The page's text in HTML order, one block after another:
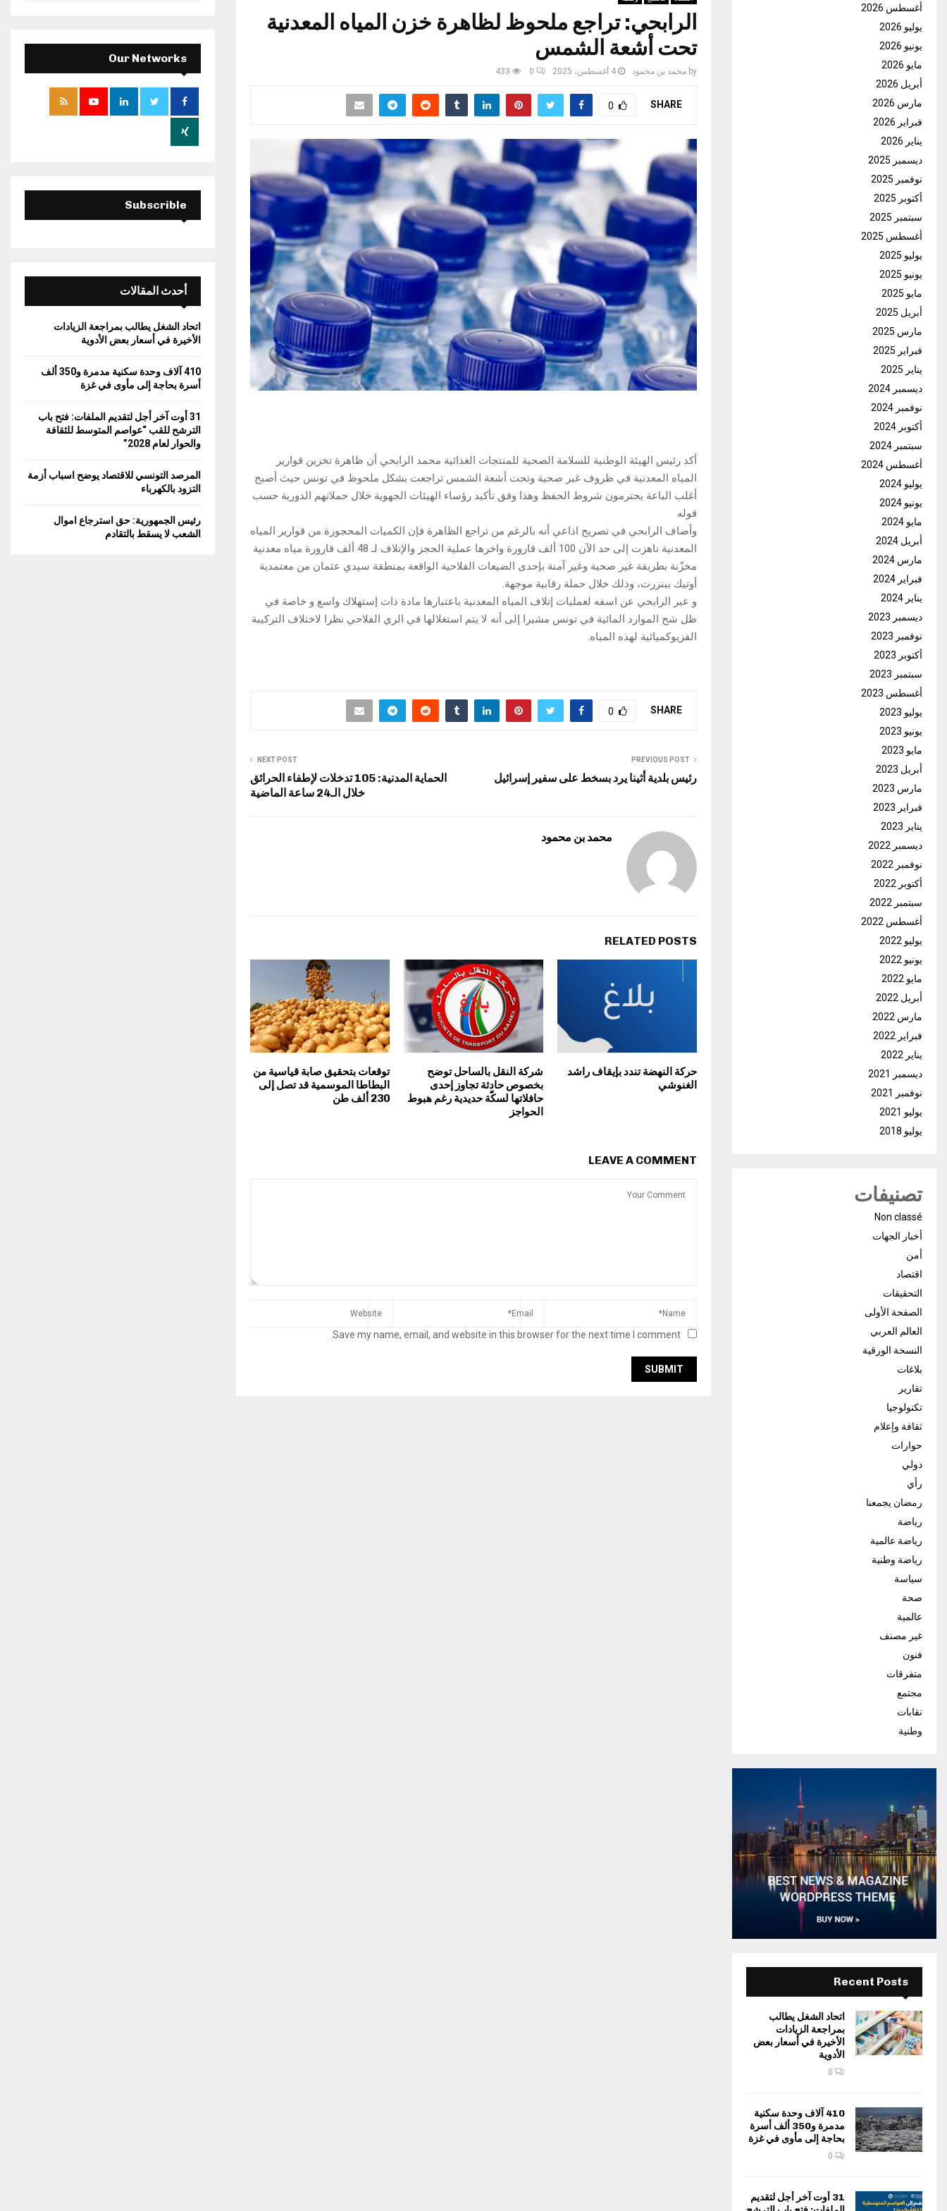
الرابحي: تراجع ملحوظ لظاهرة خزن المياه المعدنية
تحت أشعة الشمس
by محمد بن محمود 4 أغسطس، 2025 0
433
SHARE
0
أكد رئيس الهيئة الوطنية للسلامة الصحية للمنتجات الغذائية محمد الرابحي أن ظاهرة تخزين قوارير
المياه المعدنية في ظروف غير صحية وتحت أشعة الشمس تراجعت بشكل ملحوظ في تونس حيث أصبح
أغلب الباعة يحترمون شروط الحفظ وهذا وفق تأكيد رؤساء الهيئات الجهوية خلال حملاتهم الدورية حسب
قوله
وأضاف الرابحي في تصريح اذاعي أنه بالرغم من تراجع الظاهرة فإن الكميات المحجوزة من قوارير المياه
المعدنية ناهزت إلى حد الآن 100 ألف قارورة واخرها عملية الحجز والإتلاف لـ 48 ألف قارورة مياه معدنية
مخزّنة بطريقة غير صحية وغير آمنة بإحدى الضيعات الفلاحية الواقعة بمنطقة سيدي عثمان من معتمدية
أوتيك ببنزرت، وذلك خلال حملة رقابية موجهة.
و عبر الرابحي عن اسفه لعمليات إتلاف المياه المعدنية باعتبارها مادة ذات إستهلاك واسع و خاصة في
ظل شح الموارد المائية في تونس مشيرا إلى أنه لا يتم استغلالها في الري الفلاحي نظرا لاختلاف التركيبة
الفزيوكميائية لهذه المياه.
SHARE
0
PREVIOUS POST
رئيس بلدية أثينا يرد بسخط على سفير إسرائيل
NEXT POST
الحماية المدنية: 105 تدخلات لإطفاء الحرائق
خلال الـ24 ساعة الماضية
محمد بن محمود
RELATED POSTS
حركة النهضة تندد بإيقاف راشد
الغنوشي
شركة النقل بالساحل توضح
بخصوص حادثة تجاوز إحدى
حافلاتها لسكّة حديدية رغم هبوط
الحواجز
توقعات بتحقيق صابة قياسية من
البطاطا الموسمية قد تصل إلى
230 ألف طن
LEAVE A COMMENT
Save my name, email, and website in this browser for the next time I comment.
أغسطس 2026
يوليو 2026
يونيو 2026
مايو 2026
أبريل 2026
مارس 2026
فبراير 2026
يناير 2026
ديسمبر 2025
نوفمبر 2025
أكتوبر 2025
سبتمبر 2025
أغسطس 2025
يوليو 2025
يونيو 2025
مايو 2025
أبريل 2025
مارس 2025
فبراير 2025
يناير 2025
ديسمبر 2024
نوفمبر 2024
أكتوبر 2024
سبتمبر 2024
أغسطس 2024
يوليو 2024
يونيو 2024
مايو 2024
أبريل 2024
مارس 2024
فبراير 2024
يناير 2024
ديسمبر 2023
نوفمبر 2023
أكتوبر 2023
سبتمبر 2023
أغسطس 2023
يوليو 2023
يونيو 2023
مايو 2023
أبريل 2023
مارس 2023
فبراير 2023
يناير 2023
ديسمبر 2022
نوفمبر 2022
أكتوبر 2022
سبتمبر 2022
أغسطس 2022
يوليو 2022
يونيو 2022
مايو 2022
أبريل 2022
مارس 2022
فبراير 2022
يناير 2022
ديسمبر 2021
نوفمبر 2021
يوليو 2021
يوليو 2018
تصنيفات
Non classé
أخبار الجهات
أمن
اقتصاد
التحقيقات
الصفحة الأولى
العالم العربي
النسخة الورقية
بلاغات
تقارير
تكنولوجيا
ثقافة وإعلام
حوارات
دولي
رأي
رمضان يجمعنا
رياضة
رياضة عالمية
رياضة وطنية
سياسة
صحة
عالمية
غير مصنف
فنون
متفرقات
مجتمع
نقابات
وطنية
Recent Posts
اتحاد الشغل يطالب
بمراجعة الزيادات
الأخيرة في أسعار بعض
الأدوية
0
410 آلاف وحدة سكنية
مدمرة و350 ألف أسرة
بحاجة إلى مأوى في غزة
0
31 أوت آخر أجل لتقديم
E
A
Our Networks
Subscrible
أحدث المقالات
اتحاد الشغل يطالب بمراجعة الزيادات
الأخيرة في أسعار بعض الأدوية
410 آلاف وحدة سكنية مدمرة و350 ألف
أسرة بحاجة إلى مأوى في غزة
31 أوت آخر أجل لتقديم الملفات: فتح باب
الترشح للقب “عواصم المتوسط للثقافة
والحوار لعام 2028”
المرصد التونسي للاقتصاد يوضح اسباب أزمة
التزود بالكهرباء
رئيس الجمهورية: حق استرجاع اموال
الشعب لا يسقط بالتقادم